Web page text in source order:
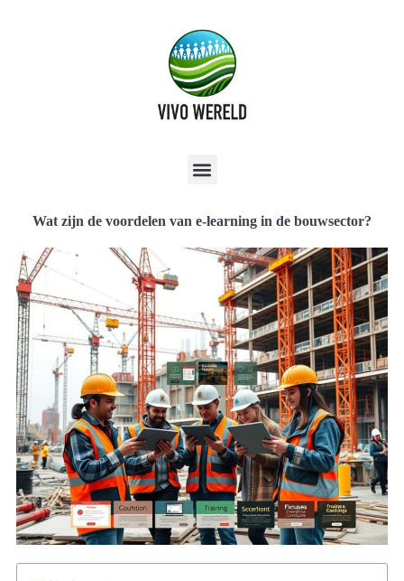
Wat zijn de voordelen van e-learning in de bouwsector?